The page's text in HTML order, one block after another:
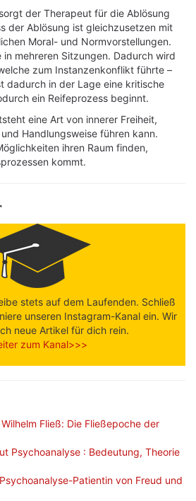
der Therapeut für die Ablösung
der Ablösung ist gleichzusetzen mit
Moral- und Normvorstellungen.
mehreren Sitzungen. Dadurch wird
zum Instanzenkonflikt führte –
dadurch in der Lage eine kritische
ein Reifeprozess beginnt.
eine Art von innerer Freiheit,
Handlungsweise führen kann.
ihren Raum finden,
kommt.
stets auf dem Laufenden. Schließ
unseren Instagram-Kanal ein. Wir
neue Artikel für dich rein.
zum Kanal>>>
Fließ: Die Fließepoche der
Psychoanalyse : Bedeutung, Theorie
Patientin von Freud und